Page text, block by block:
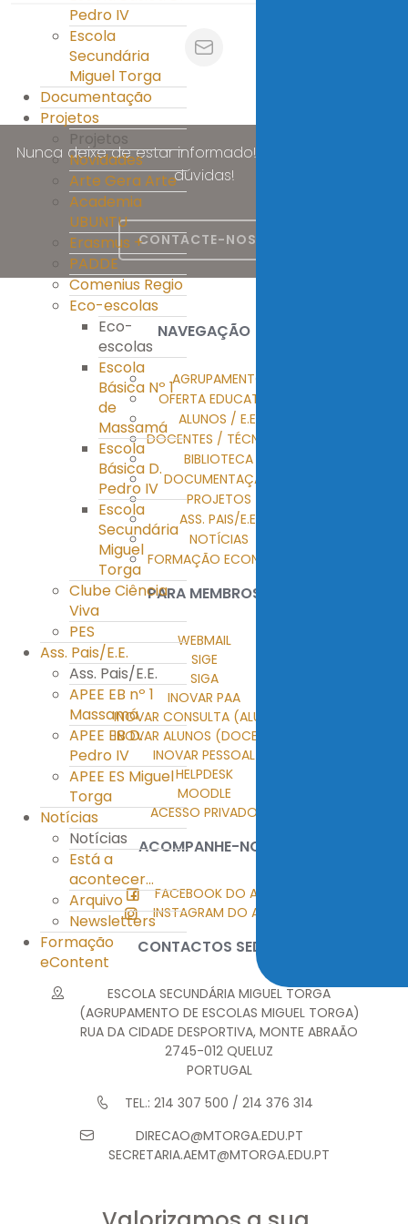
Pedro IV
Escola
Secundária
Miguel Torga
Documentação
Projetos
Projetos
Novidades
Arte Gera Arte
Academia
UBUNTU
Erasmus +
PADDE
Comenius Regio
Eco-escolas
Eco-
escolas
Escola
Básica Nº 1
de
Massamá
Escola
Básica D.
Pedro IV
Escola
Secundária
Miguel
Torga
Clube Ciência
Viva
PES
Ass. Pais/E.E.
Ass. Pais/E.E.
APEE EB nº 1
Massamá
APEE EB D.
Pedro IV
APEE ES Miguel
Torga
Notícias
Notícias
Está a
acontecer...
Arquivo
Newsletters
Formação
eContent
Nunca deixe de estar informado! Esclareça as suas
dúvidas!
CONTACTE-NOS
NAVEGAÇÃO
AGRUPAMENTO
OFERTA EDUCATIVA
ALUNOS / E.E.
DOCENTES / TÉCNICOS
BIBLIOTECA
DOCUMENTAÇÃO
PROJETOS
ASS. PAIS/E.E.
NOTÍCIAS
FORMAÇÃO ECONTENT
PARA MEMBROS
WEBMAIL
SIGE
SIGA
INOVAR PAA
INOVAR CONSULTA (ALUNOS)
INOVAR ALUNOS (DOCENTES)
INOVAR PESSOAL
HELPDESK
MOODLE
ACESSO PRIVADO
ACOMPANHE-NOS
FACEBOOK DO AEMT
INSTAGRAM DO AEMT
CONTACTOS SEDE
ESCOLA SECUNDÁRIA MIGUEL TORGA
(AGRUPAMENTO DE ESCOLAS MIGUEL TORGA)
RUA DA CIDADE DESPORTIVA, MONTE ABRAÃO
2745-012 QUELUZ
PORTUGAL
TEL.: 214 307 500 / 214 376 314
DIRECAO@MTORGA.EDU.PT
SECRETARIA.AEMT@MTORGA.EDU.PT